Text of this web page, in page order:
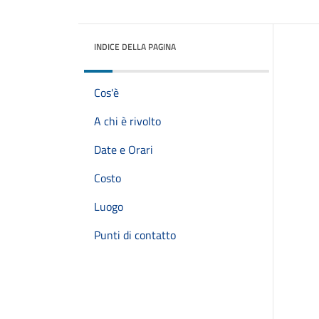
INDICE DELLA PAGINA
Cos'è
A chi è rivolto
Date e Orari
Costo
Luogo
Punti di contatto